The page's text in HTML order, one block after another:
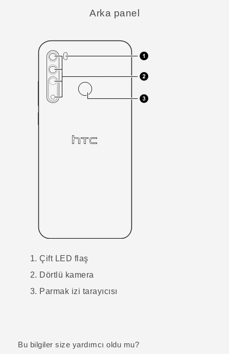
Arka panel
Çift LED flaş
Dörtlü kamera
Parmak izi tarayıcısı
Bu bilgiler size yardımcı oldu mu?